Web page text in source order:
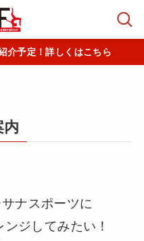
介予定！詳しくはこちら
内
ナスポーツに
ジしてみたい！